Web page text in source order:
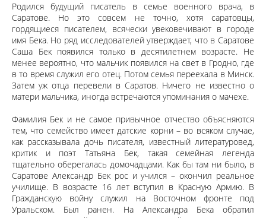
Родился будущий писатель в семье военного врача, в
Саратове. Но это совсем не точно, хотя саратовцы,
гордящиеся писателем, всячески увековечивают в городе
имя Бека. Но ряд исследователей утверждает, что в Саратове
Саша Бек появился только в десятилетнем возрасте. Не
менее вероятно, что мальчик появился на свет в Гродно, где
в то время служил его отец. Потом семья переехала в Минск.
Затем уж отца перевели в Саратов. Ничего не известно о
матери мальчика, иногда встречаются упоминания о мачехе.
Фамилия Бек и не самое привычное отчество объясняются
тем, что семейство имеет датские корни – во всяком случае,
как рассказывала дочь писателя, известный литературовед,
критик и поэт Татьяна Бек, такая семейная легенда
тщательно оберегалась домочадцами. Как бы там ни было, в
Саратове Александр Бек рос и учился – окончил реальное
училище. В возрасте 16 лет вступил в Красную Армию. В
Гражданскую войну служил на Восточном фронте под
Уральском. Был ранен. На Александра Бека обратил